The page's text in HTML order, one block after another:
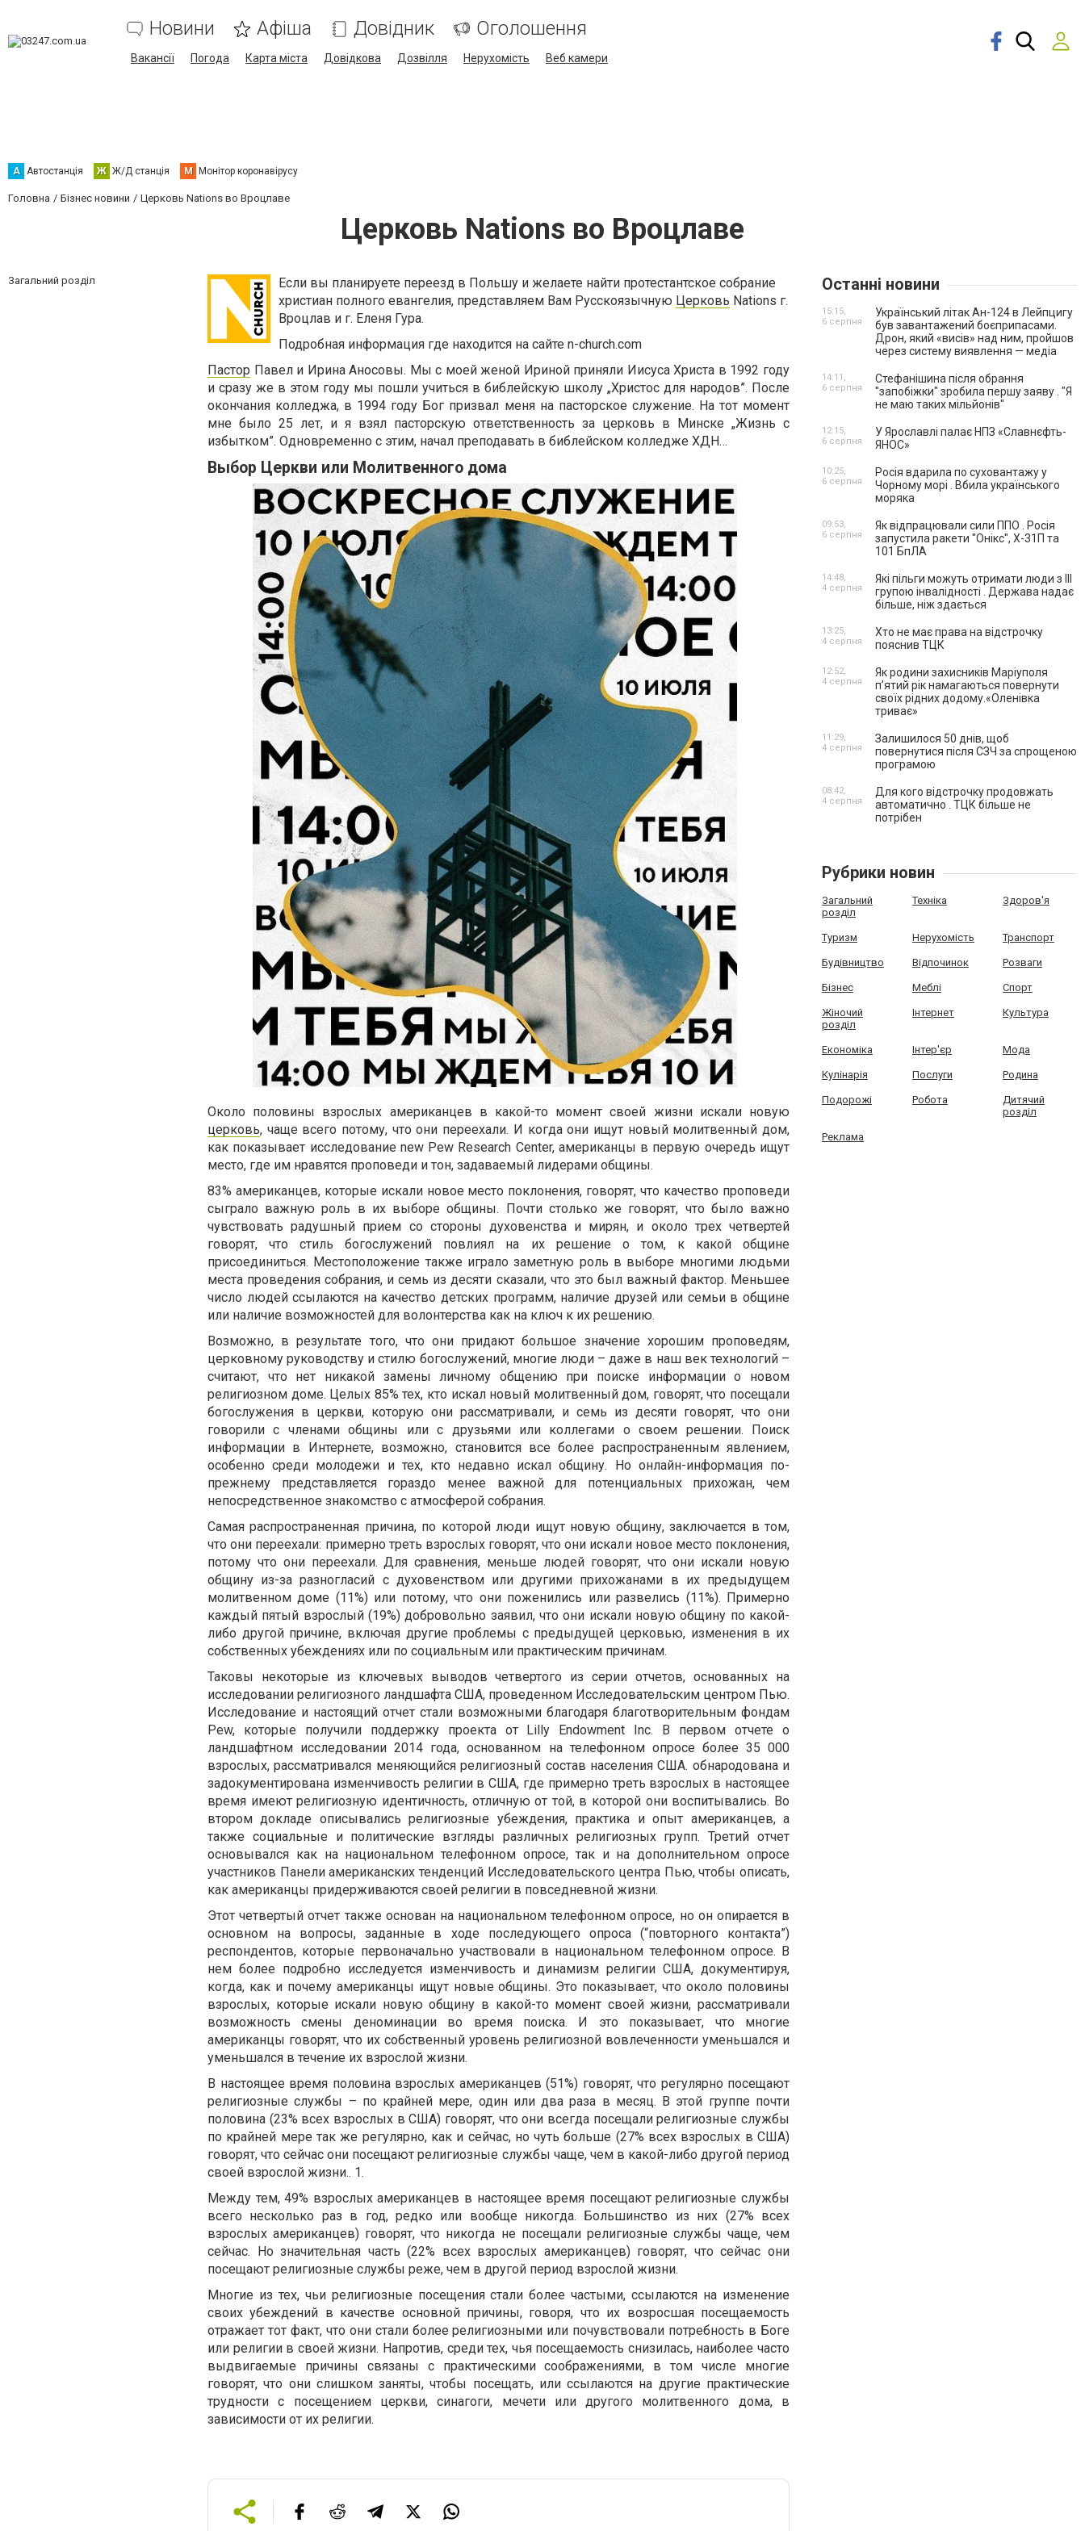
Новини Афіша Довідник Оголошення
Вакансії Погода Карта міста Довідкова Дозвілля Нерухомість Веб камери
А Автостанція Ж Ж/Д станція М Монітор коронавірусу
Головна Бізнес новини Церковь Nations во Вроцлаве
Церковь Nations во Вроцлаве
Загальний розділ
Если вы планируете переезд в Польшу и желаете найти протестантское собрание
христиан полного евангелия, представляем Вам Русскоязычную Церковь Nations г.
Вроцлав и г. Еленя Гура.
Подробная информация где находится на сайте n-church.com
Пастор Павел и Ирина Аносовы. Мы с моей женой Ириной приняли Иисуса Христа в 1992 году
и сразу же в этом году мы пошли учиться в библейскую школу „Христос для народов”. После
окончания колледжа, в 1994 году Бог призвал меня на пасторское служение. На тот момент
мне было 25 лет, и я взял пасторскую ответственность за церковь в Минске „Жизнь с
избытком”. Одновременно с этим, начал преподавать в библейском колледже ХДН…
Выбор Церкви или Молитвенного дома
Около половины взрослых американцев в какой-то момент своей жизни искали новую
церковь, чаще всего потому, что они переехали. И когда они ищут новый молитвенный дом,
как показывает исследование new Pew Research Center, американцы в первую очередь ищут
место, где им нравятся проповеди и тон, задаваемый лидерами общины.
83% американцев, которые искали новое место поклонения, говорят, что качество проповеди
сыграло важную роль в их выборе общины. Почти столько же говорят, что было важно
чувствовать радушный прием со стороны духовенства и мирян, и около трех четвертей
говорят, что стиль богослужений повлиял на их решение о том, к какой общине
присоединиться. Местоположение также играло заметную роль в выборе многими людьми
места проведения собрания, и семь из десяти сказали, что это был важный фактор. Меньшее
число людей ссылаются на качество детских программ, наличие друзей или семьи в общине
или наличие возможностей для волонтерства как на ключ к их решению.
Возможно, в результате того, что они придают большое значение хорошим проповедям,
церковному руководству и стилю богослужений, многие люди – даже в наш век технологий –
считают, что нет никакой замены личному общению при поиске информации о новом
религиозном доме. Целых 85% тех, кто искал новый молитвенный дом, говорят, что посещали
богослужения в церкви, которую они рассматривали, и семь из десяти говорят, что они
говорили с членами общины или с друзьями или коллегами о своем решении. Поиск
информации в Интернете, возможно, становится все более распространенным явлением,
особенно среди молодежи и тех, кто недавно искал общину. Но онлайн-информация по-
прежнему представляется гораздо менее важной для потенциальных прихожан, чем
непосредственное знакомство с атмосферой собрания.
Самая распространенная причина, по которой люди ищут новую общину, заключается в том,
что они переехали: примерно треть взрослых говорят, что они искали новое место поклонения,
потому что они переехали. Для сравнения, меньше людей говорят, что они искали новую
общину из-за разногласий с духовенством или другими прихожанами в их предыдущем
молитвенном доме (11%) или потому, что они поженились или развелись (11%). Примерно
каждый пятый взрослый (19%) добровольно заявил, что они искали новую общину по какой-
либо другой причине, включая другие проблемы с предыдущей церковью, изменения в их
собственных убеждениях или по социальным или практическим причинам.
Таковы некоторые из ключевых выводов четвертого из серии отчетов, основанных на
исследовании религиозного ландшафта США, проведенном Исследовательским центром Пью.
Исследование и настоящий отчет стали возможными благодаря благотворительным фондам
Pew, которые получили поддержку проекта от Lilly Endowment Inc. В первом отчете о
ландшафтном исследовании 2014 года, основанном на телефонном опросе более 35 000
взрослых, рассматривался меняющийся религиозный состав населения США. обнародована и
задокументирована изменчивость религии в США, где примерно треть взрослых в настоящее
время имеют религиозную идентичность, отличную от той, в которой они воспитывались. Во
втором докладе описывались религиозные убеждения, практика и опыт американцев, а
также социальные и политические взгляды различных религиозных групп. Третий отчет
основывался как на национальном телефонном опросе, так и на дополнительном опросе
участников Панели американских тенденций Исследовательского центра Пью, чтобы описать,
как американцы придерживаются своей религии в повседневной жизни.
Этот четвертый отчет также основан на национальном телефонном опросе, но он опирается в
основном на вопросы, заданные в ходе последующего опроса (“повторного контакта”)
респондентов, которые первоначально участвовали в национальном телефонном опросе. В
нем более подробно исследуется изменчивость и динамизм религии США, документируя,
когда, как и почему американцы ищут новые общины. Это показывает, что около половины
взрослых, которые искали новую общину в какой-то момент своей жизни, рассматривали
возможность смены деноминации во время поиска. И это показывает, что многие
американцы говорят, что их собственный уровень религиозной вовлеченности уменьшался и
уменьшался в течение их взрослой жизни.
В настоящее время половина взрослых американцев (51%) говорят, что регулярно посещают
религиозные службы – по крайней мере, один или два раза в месяц. В этой группе почти
половина (23% всех взрослых в США) говорят, что они всегда посещали религиозные службы
по крайней мере так же регулярно, как и сейчас, но чуть больше (27% всех взрослых в США)
говорят, что сейчас они посещают религиозные службы чаще, чем в какой-либо другой период
своей взрослой жизни.. 1.
Между тем, 49% взрослых американцев в настоящее время посещают религиозные службы
всего несколько раз в год, редко или вообще никогда. Большинство из них (27% всех
взрослых американцев) говорят, что никогда не посещали религиозные службы чаще, чем
сейчас. Но значительная часть (22% всех взрослых американцев) говорят, что сейчас они
посещают религиозные службы реже, чем в другой период взрослой жизни.
Многие из тех, чьи религиозные посещения стали более частыми, ссылаются на изменение
своих убеждений в качестве основной причины, говоря, что их возросшая посещаемость
отражает тот факт, что они стали более религиозными или почувствовали потребность в Боге
или религии в своей жизни. Напротив, среди тех, чья посещаемость снизилась, наиболее часто
выдвигаемые причины связаны с практическими соображениями, в том числе многие
говорят, что они слишком заняты, чтобы посещать, или ссылаются на другие практические
трудности с посещением церкви, синагоги, мечети или другого молитвенного дома, в
зависимости от их религии.
Останні новини
Український літак Ан-124 в Лейпцигу
був завантажений боєприпасами.
Дрон, який «висів» над ним, пройшов
через систему виявлення — медіа
15:15,
6 серпня
Стефанішина після обрання
"запобіжки" зробила першу заяву . "Я
не маю таких мільйонів"
14:11,
6 серпня
У Ярославлі палає НПЗ «Славнєфть-
ЯНОС»
12:15,
6 серпня
Росія вдарила по суховантажу у
Чорному морі . Вбила українського
моряка
10:25,
6 серпня
Як відпрацювали сили ППО . Росія
запустила ракети "Онікс", Х-31П та
101 БпЛА
09:53,
6 серпня
Які пільги можуть отримати люди з III
групою інвалідності . Держава надає
більше, ніж здається
14:48,
4 серпня
Хто не має права на відстрочку
пояснив ТЦК
13:25,
4 серпня
Як родини захисників Маріуполя
пʼятий рік намагаються повернути
своїх рідних додому.«Оленівка
триває»
12:52,
4 серпня
Залишилося 50 днів, щоб
повернутися після СЗЧ за спрощеною
програмою
11:29,
4 серпня
Для кого відстрочку продовжать
автоматично . ТЦК більше не
потрібен
08:42,
4 серпня
Рубрики новин
Загальний
розділ
Техніка Здоров'я
Туризм Нерухомість Транспорт
Будівництво Відпочинок Розваги
Бізнес Меблі Спорт
Жіночий
розділ
Інтернет Культура
Економіка Інтер'єр Мода
Кулінарія Послуги Родина
Подорожі Робота
Дитячий
розділ
Реклама